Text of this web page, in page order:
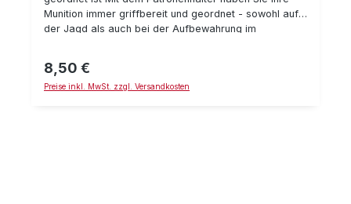
Munition immer griffbereit und geordnet - sowohl auf
der Jagd als auch bei der Aufbewahrung im
einen zum geordneten Aufbewahren im
Panzerschrank zuhause als auch zum "Einstecken" in
Regulärer Preis:
8,50 €
Preise inkl. MwSt. zzgl. Versandkosten